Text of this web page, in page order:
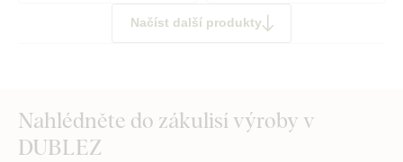
Načíst další produkty
Nahlédněte do zákulisí výroby v
DUBLEZ